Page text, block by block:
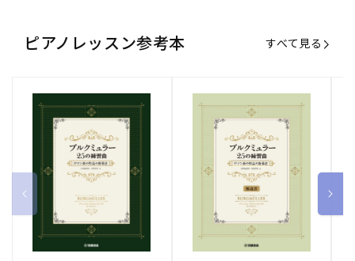
ピアノレッスン参考本 すべて見る